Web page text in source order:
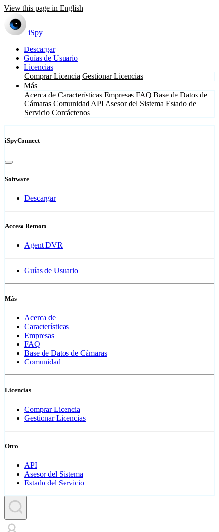
View this page in English
iSpy
Descargar
Guías de Usuario
Licencias
Comprar Licencia Gestionar Licencias
Más
Acerca de Características Empresas FAQ Base de Datos de
Cámaras Comunidad API Asesor del Sistema Estado del
Servicio Contáctenos
iSpyConnect
Software
Descargar
Acceso Remoto
Agent DVR
Guías de Usuario
Más
Acerca de
Características
Empresas
FAQ
Base de Datos de Cámaras
Comunidad
Licencias
Comprar Licencia
Gestionar Licencias
Otro
API
Asesor del Sistema
Estado del Servicio